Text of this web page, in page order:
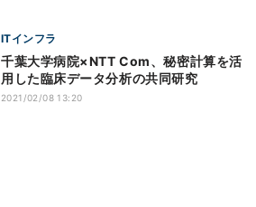
ITインフラ
千葉大学病院×NTT Com、秘密計算を活
用した臨床データ分析の共同研究
2021/02/08 13:20